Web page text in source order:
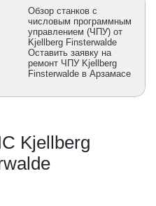
Обзор станков с
числовым программным
управлением (ЧПУ) от
Kjellberg Finsterwalde
Оставить заявку на
ремонт ЧПУ Kjellberg
Finsterwalde в Арзамасе
Kjellberg